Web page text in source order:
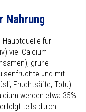
Nahrung
Hauptquelle für
viel Calcium
grüne
und mit
Fruchtsäfte, Tofu).
werden etwa 35%
teils durch